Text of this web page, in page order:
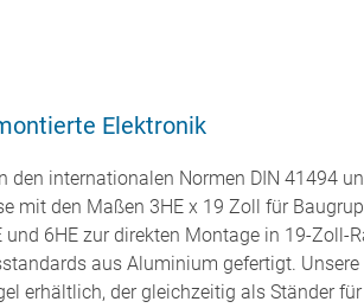
Elektronik
den internationalen Normen DIN 41494
mit den Maßen 3HE x 19 Zoll für
und 6HE zur direkten Montage in 19-
aus Aluminium gefertigt.
erhältlich, der gleichzeitig als Ständer